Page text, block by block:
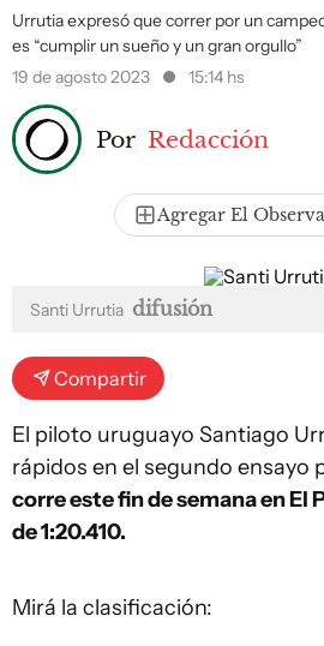
Urrutia expresó que correr por un
es “cumplir un sueño y un gran orgullo”
19 de agosto 2023
15:14 hs
Por Redacción
Agregar El
Santi Urrutia difusión
Compartir
El piloto uruguayo Santiago
rápidos en el segundo ensayo
corre este fin de semana en El
de 1:20.410.
Mirá la clasificación: